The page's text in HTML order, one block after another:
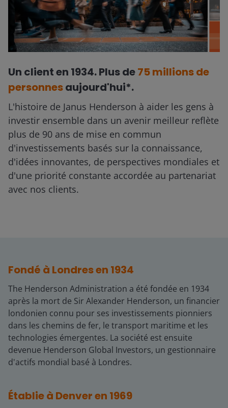
Un client en 1934. Plus de75 millions de
personnesaujourd'hui*.
L'histoire de Janus Henderson à aider les gens à
investir ensemble dans un avenir meilleur reflète
plus de 90 ans de mise en commun
d'investissements basés sur la connaissance,
d'idées innovantes, de perspectives mondiales et
d'une priorité constante accordée au partenariat
avec nos clients.
Fondé à Londres en 1934
The Henderson Administration a été fondée en 1934
après la mort de Sir Alexander Henderson, un financier
londonien connu pour ses investissements pionniers
dans les chemins de fer, le transport maritime et les
technologies émergentes. La société est ensuite
devenue Henderson Global Investors, un gestionnaire
d'actifs mondial basé à Londres.
Établie à Denver en 1969